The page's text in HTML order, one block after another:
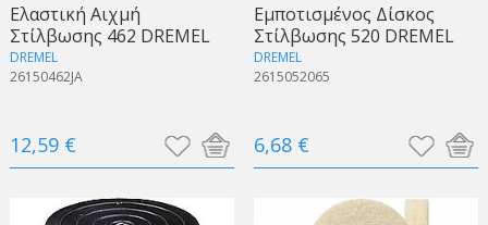
Ελαστική Αιχμή
Στίλβωσης 462 DREMEL
DREMEL
26150462JA
12,59 €
Εμποτισμένος Δίσκος
Στίλβωσης 520 DREMEL
DREMEL
2615052065
6,68 €